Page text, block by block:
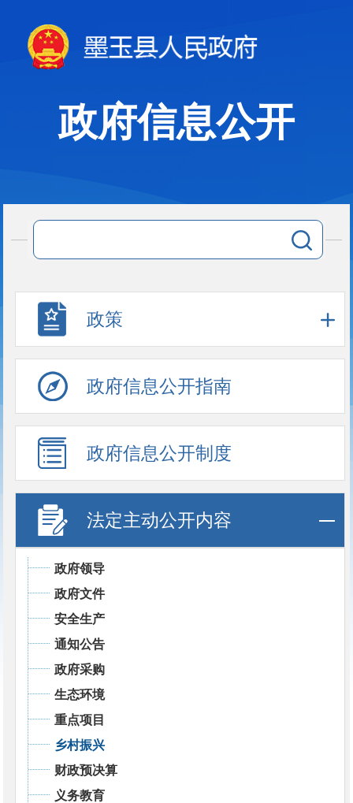
政府信息公开
政策
政府信息公开指南
政府信息公开制度
法定主动公开内容
政府领导
政府文件
安全生产
通知公告
政府采购
生态环境
重点项目
乡村振兴
财政预决算
义务教育